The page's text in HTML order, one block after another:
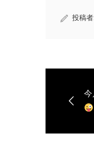
投稿
今